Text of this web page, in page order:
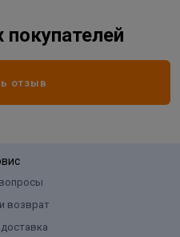
отзыв
возврат